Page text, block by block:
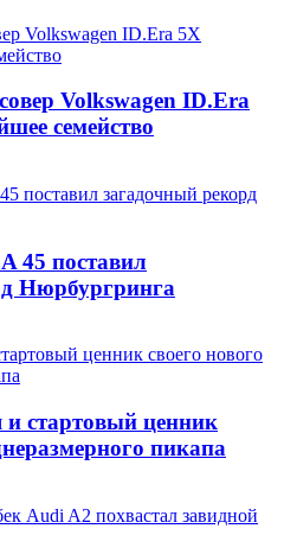
Volkswagen ID.Era
семейство
45 поставил
Нюрбургринга
стартовый ценник
пикапа